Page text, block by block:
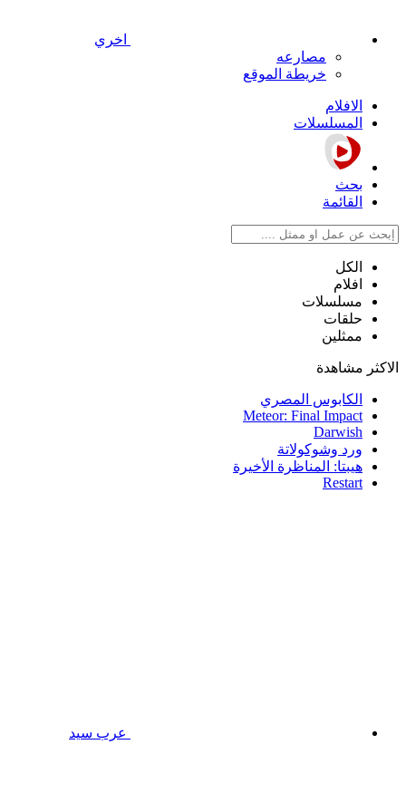
اخري
مصارعه
خريطة الموقع
الافلام
المسلسلات
بحث
القائمة
الكل
افلام
مسلسلات
حلقات
ممثلين
الاكثر مشاهدة
الكابوس المصري
Meteor: Final Impact
Darwish
ورد وشوكولاتة
هيبتا: المناظرة الأخيرة
Restart
عرب سيد